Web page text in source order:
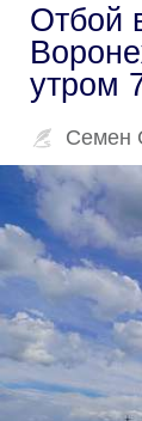
Отбой
утром
Семен